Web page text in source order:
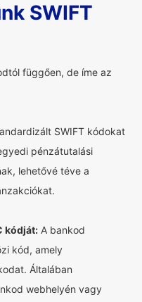
SWIFT
függően, de íme az
SWIFT kódokat
pénzátutalási
lehetővé téve a
kódját: A bankod
kód, amely
Általában
webhelyén vagy